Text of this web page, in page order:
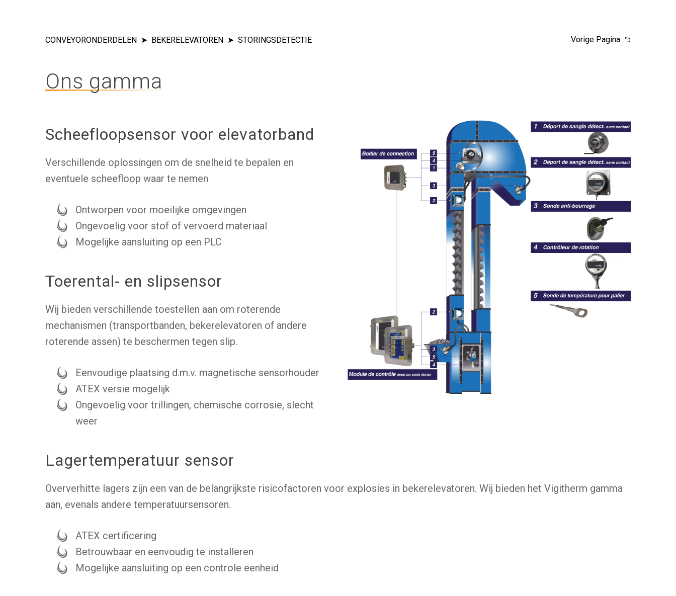
Druk op enter om te zoeken of ESC om te sluiten
CONVEYORONDERDELEN BEKERELEVATOREN STORINGSDETECTIE Vorige Pagina
Ons gamma
Scheefloopsensor voor elevatorband
Verschillende oplossingen om de snelheid te bepalen en
eventuele scheefloop waar te nemen
Ontworpen voor moeilijke omgevingen
Ongevoelig voor stof of vervoerd materiaal
Mogelijke aansluiting op een PLC
Toerental- en slipsensor
Wij bieden verschillende toestellen aan om roterende
mechanismen (transportbanden, bekerelevatoren of andere
roterende assen) te beschermen tegen slip.
Eenvoudige plaatsing d.m.v. magnetische sensorhouder
ATEX versie mogelijk
Ongevoelig voor trillingen, chemische corrosie, slecht
weer
Lagertemperatuur sensor
Oververhitte lagers zijn een van de belangrijkste risicofactoren voor explosies in bekerelevatoren. Wij bieden het Vigitherm gamma
aan, evenals andere temperatuursensoren.
ATEX certificering
Betrouwbaar en eenvoudig te installeren
Mogelijke aansluiting op een controle eenheid